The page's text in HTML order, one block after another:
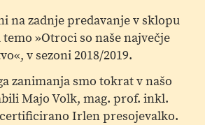
na zadnje predavanje v sklopu
»Otroci so naše največje
v sezoni 2018/2019.
zanimanja smo tokrat v našo
Majo Volk, mag. prof. inkl.
Irlen presojevalko.